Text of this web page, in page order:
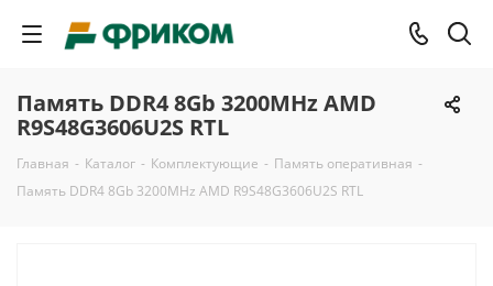
Память DDR4 8Gb 3200MHz AMD
R9S48G3606U2S RTL
Главная - Каталог - Комплектующие - Память оперативная -
Память DDR4 8Gb 3200MHz AMD R9S48G3606U2S RTL